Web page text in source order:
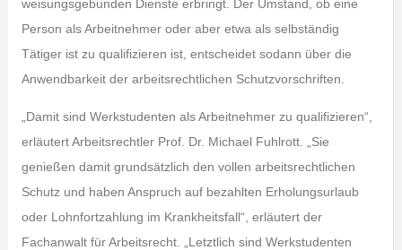
weisungsgebunden Dienste erbringt. Der Umstand, ob eine
Person als Arbeitnehmer oder aber etwa als selbständig
Tätiger ist zu qualifizieren ist, entscheidet sodann über die
Anwendbarkeit der arbeitsrechtlichen Schutzvorschriften.
„Damit sind Werkstudenten als Arbeitnehmer zu qualifizieren“,
erläutert Arbeitsrechtler Prof. Dr. Michael Fuhlrott. „Sie
genießen damit grundsätzlich den vollen arbeitsrechtlichen
Schutz und haben Anspruch auf bezahlten Erholungsurlaub
oder Lohnfortzahlung im Krankheitsfall“, erläutert der
Fachanwalt für Arbeitsrecht. „Letztlich sind Werkstudenten